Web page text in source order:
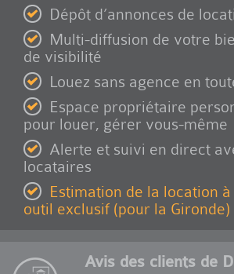
Dépôt d’annonces de
Multi-diffusion de votre
de visibilité
Louez sans agence en
Espace propriétaire
pour louer, gérer vous-même
Alerte et suivi en direct
locataires
Estimation de la location
outil exclusif (pour la Gironde)
Avis des clients de